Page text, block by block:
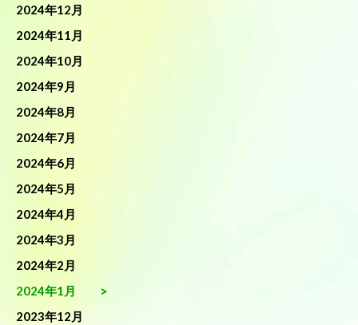
2024年12月
2024年11月
2024年10月
2024年9月
2024年8月
2024年7月
2024年6月
2024年5月
2024年4月
2024年3月
2024年2月
2024年1月
2023年12月